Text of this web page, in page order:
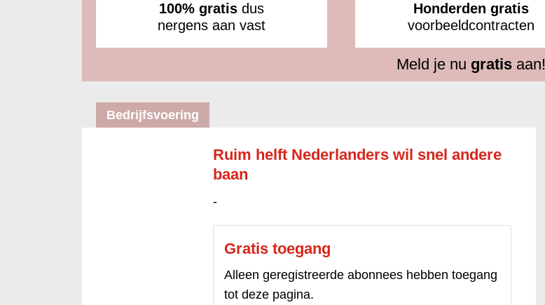
100% gratis dus
nergens aan vast
Honderden gratis
voorbeeldcontracten
Meld je nu gratisaan!
Bedrijfsvoering
Ruim helft Nederlanders wil snel andere
baan
-
Gratis toegang
Alleen geregistreerde abonnees hebben toegang
tot deze pagina.